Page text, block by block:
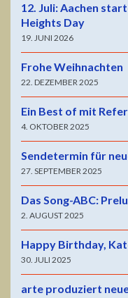
12. Juli: Aachen
Heights Day
19. JUNI 2026
Frohe Weihnachten
22. DEZEMBER 2025
Ein Best of mit
4. OKTOBER 2025
Sendetermin für
27. SEPTEMBER 2025
Das Song-ABC:
2. AUGUST 2025
Happy Birthday,
30. JULI 2025
arte produziert